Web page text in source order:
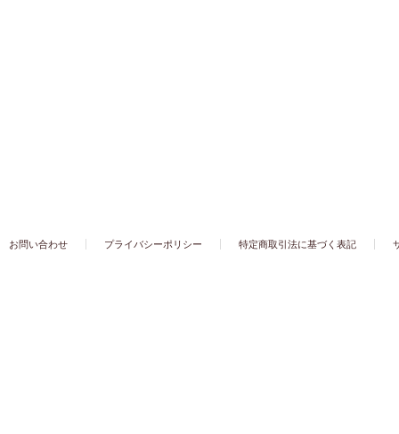
お問い合わせ プライバシーポリシー 特定商取引法に基づく表記